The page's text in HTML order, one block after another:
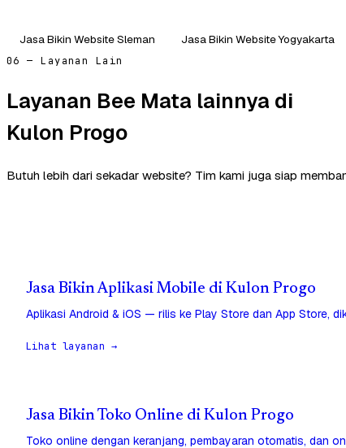
Jasa Bikin Website Sleman Jasa Bikin Website Yogyakarta
06 — Layanan Lain
Layanan Bee Mata lainnya di
Kulon Progo
Butuh lebih dari sekadar website? Tim kami juga siap
Jasa Bikin Aplikasi Mobile di Kulon Progo
Aplikasi Android & iOS — rilis ke Play Store dan App Store,
Lihat layanan →
Jasa Bikin Toko Online di Kulon Progo
Toko online dengan keranjang, pembayaran otomatis, dan